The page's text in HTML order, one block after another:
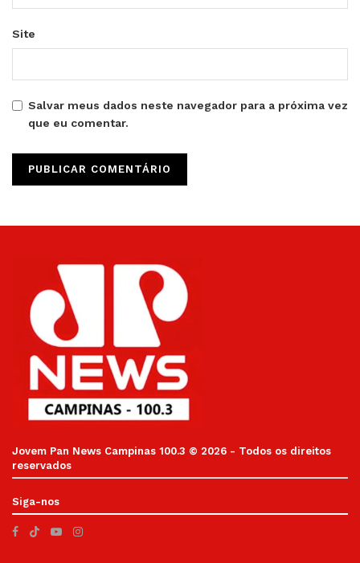
Site
Salvar meus dados neste navegador para a próxima vez
que eu comentar.
Jovem Pan News Campinas 100.3 © 2026 - Todos os direitos
reservados
Siga-nos